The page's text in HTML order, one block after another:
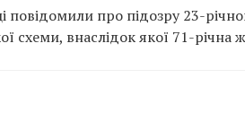
повідомили про підозру 23-
схеми, внаслідок якої 71-річна